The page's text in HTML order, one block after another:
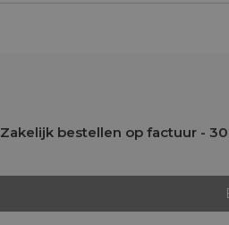
Zakelijk bestellen op factuur -